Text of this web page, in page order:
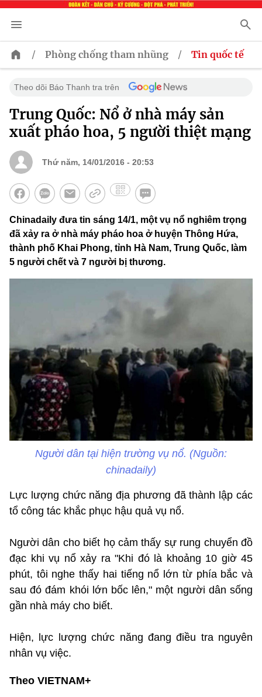
/ Phòng chống tham nhũng / Tin quốc tế
Theo dõi Báo Thanh tra trên
Trung Quốc: Nổ ở nhà máy sản
xuất pháo hoa, 5 người thiệt mạng
Thứ năm, 14/01/2016 - 20:53
Chinadaily đưa tin sáng 14/1, một vụ nổ nghiêm trọng
đã xảy ra ở nhà máy pháo hoa ở huyện Thông Hứa,
thành phố Khai Phong, tỉnh Hà Nam, Trung Quốc, làm
5 người chết và 7 người bị thương.
Người dân tại hiện trường vụ nổ. (Nguồn:
chinadaily)
Lực lượng chức năng địa phương đã thành lập các
tổ công tác khắc phục hậu quả vụ nổ.
Người dân cho biết họ cảm thấy sự rung chuyển đồ
đạc khi vụ nổ xảy ra "Khi đó là khoảng 10 giờ 45
phút, tôi nghe thấy hai tiếng nổ lớn từ phía bắc và
sau đó đám khói lớn bốc lên," một người dân sống
gần nhà máy cho biết.
Hiện, lực lượng chức năng đang điều tra nguyên
nhân vụ việc.
Theo VIETNAM+